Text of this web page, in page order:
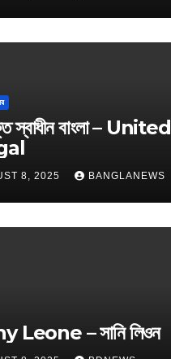
স্বাধীন বাংলা – United
8, 2025 BANGLANEWS
Leone – সানি লিওন